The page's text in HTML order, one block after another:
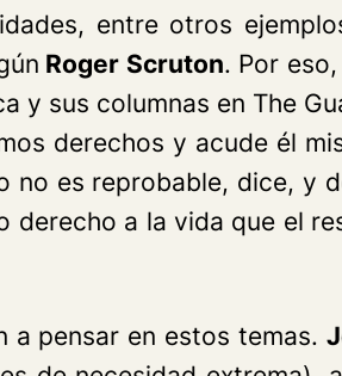
entre otros
Roger Scruton. Por eso,
y sus columnas en The
derechos y acude él
es reprobable, dice, y
a la vida que el
a pensar en estos temas.